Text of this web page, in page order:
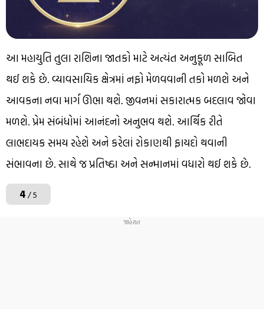
આ મહાયુતિ તુલા રાશિના જાતકો માટે અત્યંત અનુકૂળ સાબિત
થઈ શકે છે. વ્યાવસાયિક ક્ષેત્રમાં નફો મેળવવાની તકો મળશે અને
આવકના નવા માર્ગ ઊભા થશે. જીવનમાં સકારાત્મક બદલાવ જોવા
મળશે. પ્રેમ સંબંધોમાં આનંદનો અનુભવ થશે. આર્થિક રીતે
લાભદાયક સમય રહેશે અને કરેલાં રોકાણથી ફાયદો થવાની
સંભાવના છે. સાથે જ પ્રતિષ્ઠા અને સન્માનમાં વધારો થઈ શકે છે.
4/ 5